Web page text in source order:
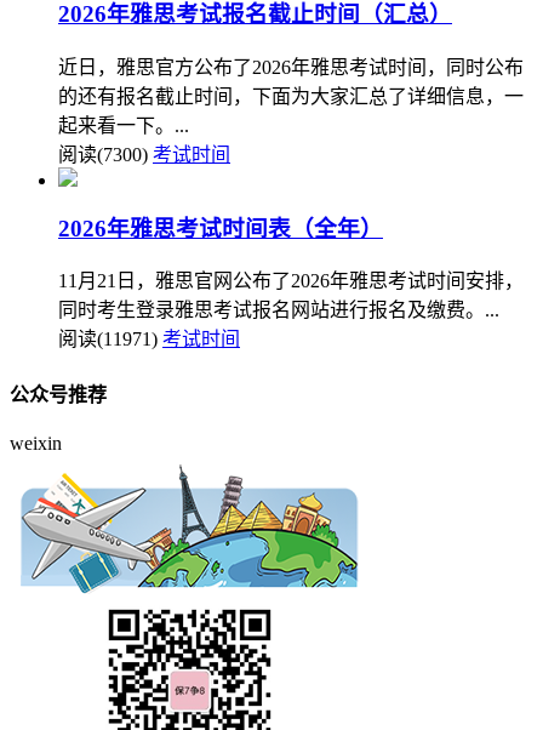
2026年雅思考试报名截止时间（汇总）
近日，雅思官方公布了2026年雅思考试时间，同时公布
的还有报名截止时间，下面为大家汇总了详细信息，一
起来看一下。...
阅读(7300) 考试时间
2026年雅思考试时间表（全年）
11月21日，雅思官网公布了2026年雅思考试时间安排，
同时考生登录雅思考试报名网站进行报名及缴费。...
阅读(11971) 考试时间
公众号推荐
weixin